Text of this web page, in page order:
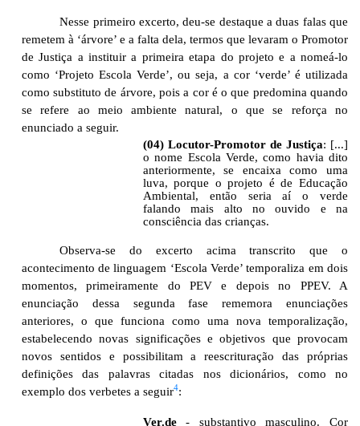
Nesse primeiro excerto, deu-se destaque a duas falas que
remetem à ‘árvore’ e a falta dela, termos que levaram o Promotor
de Justiça a instituir a primeira etapa do projeto e a nomeá-lo
como ‘Projeto Escola Verde’, ou seja, a cor ‘verde’ é utilizada
como substituto de árvore, pois a cor é o que predomina quando
se refere ao meio ambiente natural, o que se reforça no
enunciado a seguir.
(04) Locutor-Promotor de Justiça: [...]
o nome Escola Verde, como havia dito
anteriormente, se encaixa como uma
luva, porque o projeto é de Educação
Ambiental, então seria aí o verde
falando mais alto no ouvido e na
consciência das crianças.
Observa-se do excerto acima transcrito que o
acontecimento de linguagem ‘Escola Verde’ temporaliza em dois
momentos, primeiramente do PEV e depois no PPEV. A
enunciação dessa segunda fase rememora enunciações
anteriores, o que funciona como uma nova temporalização,
estabelecendo novas significações e objetivos que provocam
novos sentidos e possibilitam a reescrituração das próprias
definições das palavras citadas nos dicionários, como no
exemplo dos verbetes a seguir4:
Ver.de- substantivo masculino. Cor